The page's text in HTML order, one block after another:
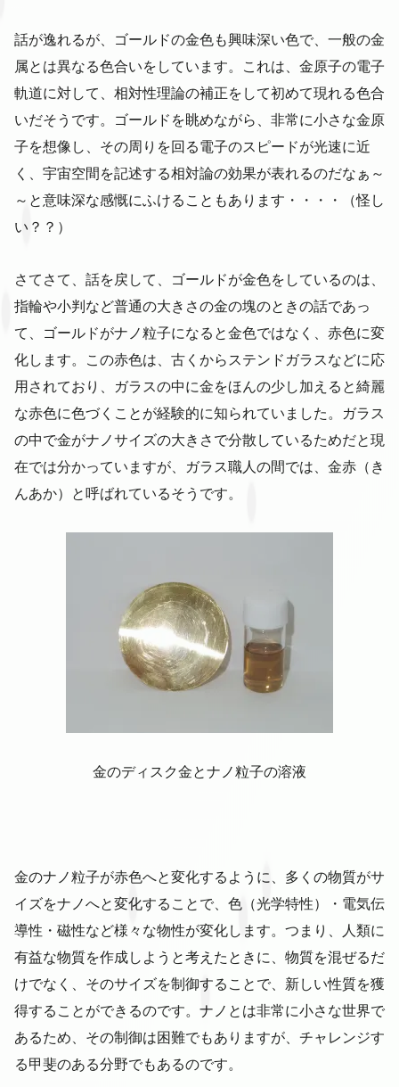
話が逸れるが、ゴールドの金色も興味深い色で、一般の金
属とは異なる色合いをしています。これは、金原子の電子
軌道に対して、相対性理論の補正をして初めて現れる色合
いだそうです。ゴールドを眺めながら、非常に小さな金原
子を想像し、その周りを回る電子のスピードが光速に近
く、宇宙空間を記述する相対論の効果が表れるのだなぁ～
～と意味深な感慨にふけることもあります・・・・（怪し
い？？）
さてさて、話を戻して、ゴールドが金色をしているのは、
指輪や小判など普通の大きさの金の塊のときの話であっ
て、ゴールドがナノ粒子になると金色ではなく、赤色に変
化します。この赤色は、古くからステンドガラスなどに応
用されており、ガラスの中に金をほんの少し加えると綺麗
な赤色に色づくことが経験的に知られていました。ガラス
の中で金がナノサイズの大きさで分散しているためだと現
在では分かっていますが、ガラス職人の間では、金赤（き
んあか）と呼ばれているそうです。
金のディスク金とナノ粒子の溶液
金のナノ粒子が赤色へと変化するように、多くの物質がサ
イズをナノへと変化することで、色（光学特性）・電気伝
導性・磁性など様々な物性が変化します。つまり、人類に
有益な物質を作成しようと考えたときに、物質を混ぜるだ
けでなく、そのサイズを制御することで、新しい性質を獲
得することができるのです。ナノとは非常に小さな世界で
あるため、その制御は困難でもありますが、チャレンジす
る甲斐のある分野でもあるのです。